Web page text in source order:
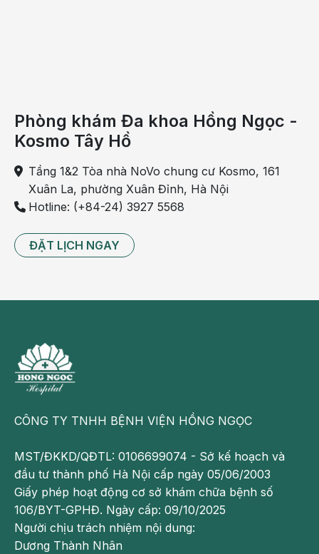
mẹ bầu. Phù nề có thể ảnh hưởng đến phổi và xoang
mũi, dẫn đến tình trạng khó thở.
Mẹ bầu nên dành nhiều thời gian nghỉ ngơi để cải thiện
không?
Khó thở là triệu chứng thường gặp ở hầu hết các bà
bầu, phần lớn là do sự thay đổi của cơ thể trong thời
kỳ mang thai. Điều này có thể khiến mẹ khá khó chịu
và mệt mỏi, tuy nhiên không gây nguy hiểm. Mẹ chỉ
cần nghỉ ngơi đầy đủ, vận động nhẹ nhàng, chú ý bổ
sung đầy đủ dinh dưỡng để đảm bảo sức khỏe.
Phòng khám Đa khoa Hồng Ngọc -
Kosmo Tây Hồ
Tầng 1&2 Tòa nhà NoVo chung cư Kosmo, 161
Xuân La, phường Xuân Đỉnh, Hà Nội
Hotline: (+84-24) 3927 5568
ĐẶT LỊCH NGAY
CÔNG TY TNHH BỆNH VIỆN HỒNG NGỌC
MST/ĐKKD/QĐTL: 0106699074 - Sở kế hoạch và
đầu tư thành phố Hà Nội cấp ngày 05/06/2003
Giấy phép hoạt động cơ sở khám chữa bệnh số
106/BYT-GPHĐ. Ngày cấp: 09/10/2025
Người chịu trách nhiệm nội dung:
Dương Thành Nhân